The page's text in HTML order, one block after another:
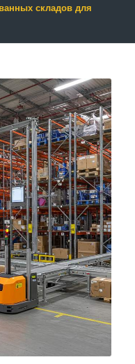
складов для